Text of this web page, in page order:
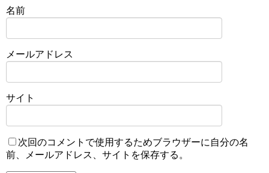
名前
メールアドレス
サイト
次回のコメントで使用するためブラウザーに自分の名
前、メールアドレス、サイトを保存する。